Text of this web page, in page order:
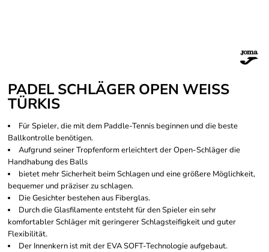
PADEL SCHLÄGER OPEN WEISS
TÜRKIS
Für Spieler, die mit dem Paddle-Tennis beginnen und die beste
Ballkontrolle benötigen.
Aufgrund seiner Tropfenform erleichtert der Open-Schläger die
Handhabung des Balls
bietet mehr Sicherheit beim Schlagen und eine größere Möglichkeit,
bequemer und präziser zu schlagen.
Die Gesichter bestehen aus Fiberglas.
Durch die Glasfilamente entsteht für den Spieler ein sehr
komfortabler Schläger mit geringerer Schlagsteifigkeit und guter
Flexibilität.
Der Innenkern ist mit der EVA SOFT-Technologie aufgebaut.